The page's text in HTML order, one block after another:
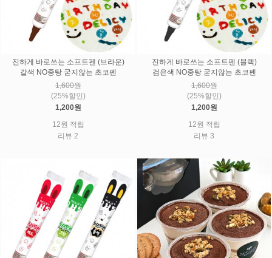
진하게 바로쓰는 소프트펜 (브라운)
갈색 NO중탕 굳지않는 초코펜
1,600원
(25%할인)
1,200원
12원 적립
리뷰 2
진하게 바로쓰는 소프트펜 (블랙)
검은색 NO중탕 굳지않는 초코펜
1,600원
(25%할인)
1,200원
12원 적립
리뷰 3